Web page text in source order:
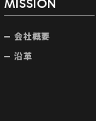
MISSION
会社概要
沿革